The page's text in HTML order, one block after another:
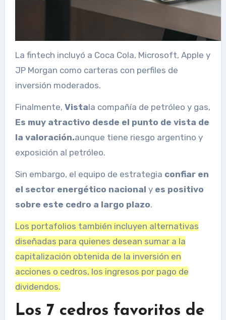
La fintech incluyó a Coca Cola, Microsoft, Apple y
JP Morgan como carteras con perfiles de
inversión moderados.
Finalmente, Vistala compañía de petróleo y gas,
Es muy atractivo desde el punto de vista de
la valoración.aunque tiene riesgo argentino y
exposición al petróleo.
Sin embargo, el equipo de estrategia confiar en
el sector energético nacional y es positivo
sobre este cedro a largo plazo.
Los portafolios también incluyen alternativas
diseñadas para quienes desean sumar a la
capitalización obtenida de la inversión en
acciones o cedros, los ingresos por pago de
dividendos.
Los 7 cedros favoritos de